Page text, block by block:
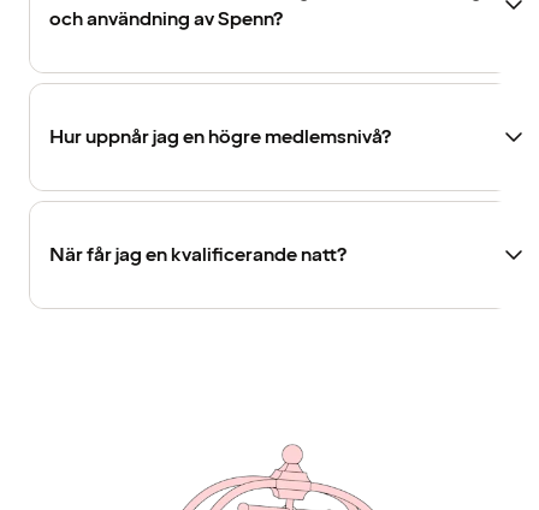
och användning av Spenn?
Hur uppnår jag en högre medlemsnivå?
När får jag en kvalificerande natt?